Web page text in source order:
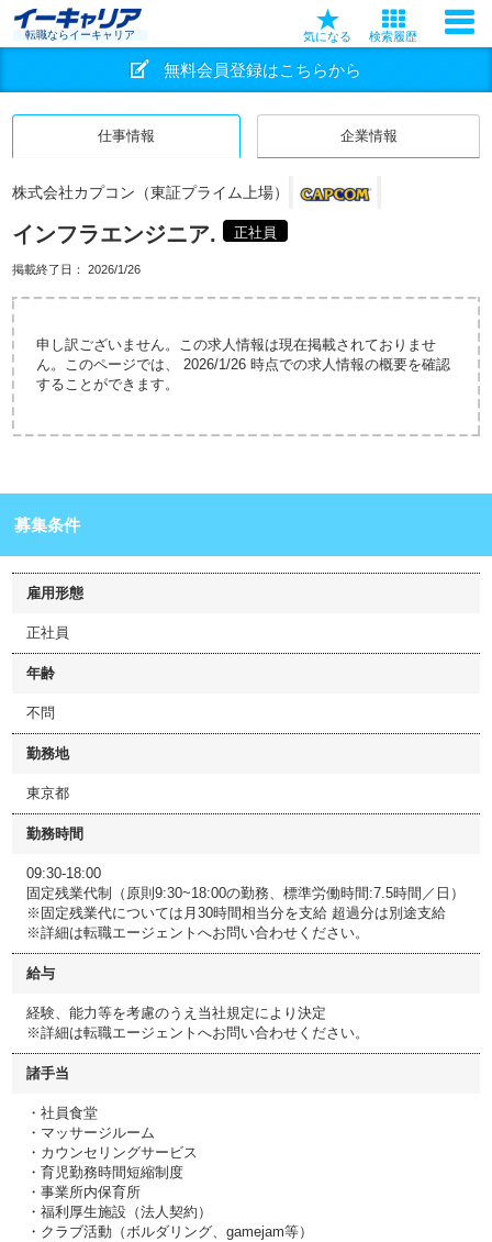
転職ならイーキャリア 気になる 検索履歴
無料会員登録はこちらから
仕事情報 企業情報
株式会社カプコン（東証プライム上場）
インフラエンジニア. 正社員
掲載終了日： 2026/1/26
申し訳ございません。この求人情報は現在掲載されておりませ
ん。このページでは、 2026/1/26 時点での求人情報の概要を確認
することができます。
募集条件
雇用形態
正社員
年齢
不問
勤務地
東京都
勤務時間
09:30-18:00
固定残業代制（原則9:30~18:00の勤務、標準労働時間:7.5時間／日）
※固定残業代については月30時間相当分を支給 超過分は別途支給
※詳細は転職エージェントへお問い合わせください。
給与
経験、能力等を考慮のうえ当社規定により決定
※詳細は転職エージェントへお問い合わせください。
諸手当
・社員食堂
・マッサージルーム
・カウンセリングサービス
・育児勤務時間短縮制度
・事業所内保育所
・福利厚生施設（法人契約）
・クラブ活動（ボルダリング、gamejam等）